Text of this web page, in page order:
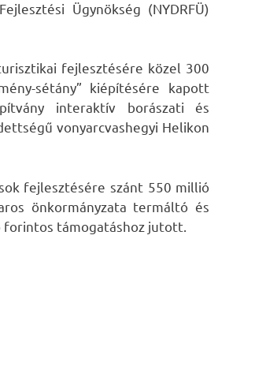
Ügynökség (NYDRFÜ)
fejlesztésére közel 300
sétány” kiépítésére kapott
interaktív borászati és
vonyarcvashegyi Helikon
fejlesztésére szánt 550 millió
önkormányzata termáltó és
támogatáshoz jutott.